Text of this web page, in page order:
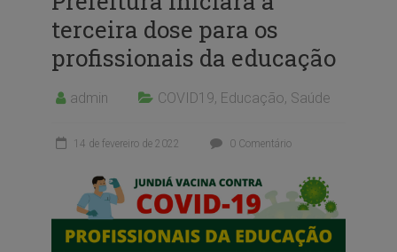
terceira dose para os
profissionais da educação
admin COVID19, Educação, Saúde
14 de fevereiro de 2022 0 Comentário